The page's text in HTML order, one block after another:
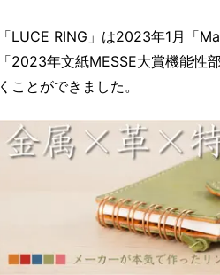
「LUCE RING」は2023年1月「
「2023年文紙MESSE大賞機能性
くことができました。